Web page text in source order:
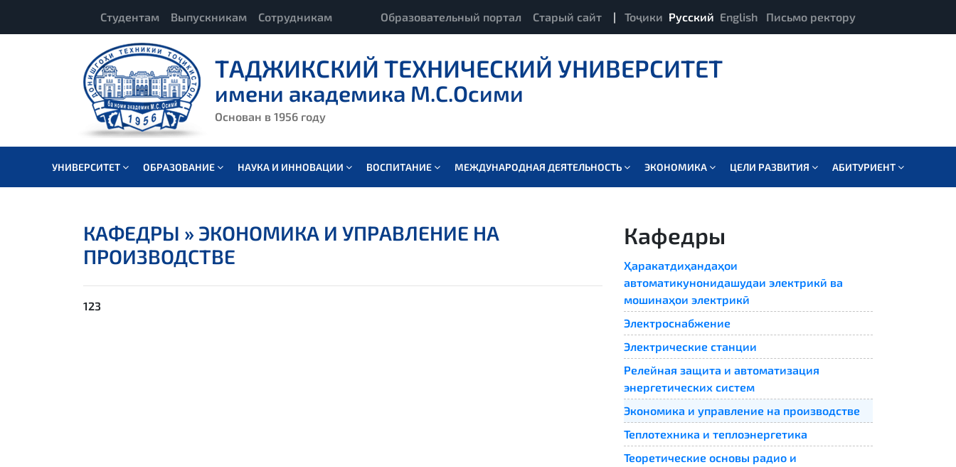
Студентам Выпускникам Сотрудникам Образовательный портал Старый сайт | Тоҷики Русский English Письмо ректору
ТАДЖИКСКИЙ ТЕХНИЧЕСКИЙ УНИВЕРСИТЕТ
имени академика М.С.Осими
Основан в 1956 году
УНИВЕРСИТЕТ ОБРАЗОВАНИЕ НАУКА И ИННОВАЦИИ ВОСПИТАНИЕ МЕЖДУНАРОДНАЯ ДЕЯТЕЛЬНОСТЬ ЭКОНОМИКА ЦЕЛИ РАЗВИТИЯ АБИТУРИЕНТ
КАФЕДРЫ » ЭКОНОМИКА И УПРАВЛЕНИЕ НА
ПРОИЗВОДСТВЕ
123
Кафедры
Ҳаракатдиҳандаҳои
автоматикунонидашудаи электрикӣ ва
мошинаҳои электрикӣ
Электроснабжение
Электрические станции
Релейная защита и автоматизация
энергетических систем
Экономика и управление на производстве
Теплотехника и теплоэнергетика
Теоретические основы радио и